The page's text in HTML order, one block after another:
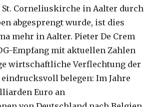
Corneliuskirche in Aalter durch
abgesprengt wurde, ist dies
mehr in Aalter. Pieter De Crem
Empfang mit aktuellen Zahlen
wirtschaftliche Verflechtung der
belegen: Im Jahre
Euro an